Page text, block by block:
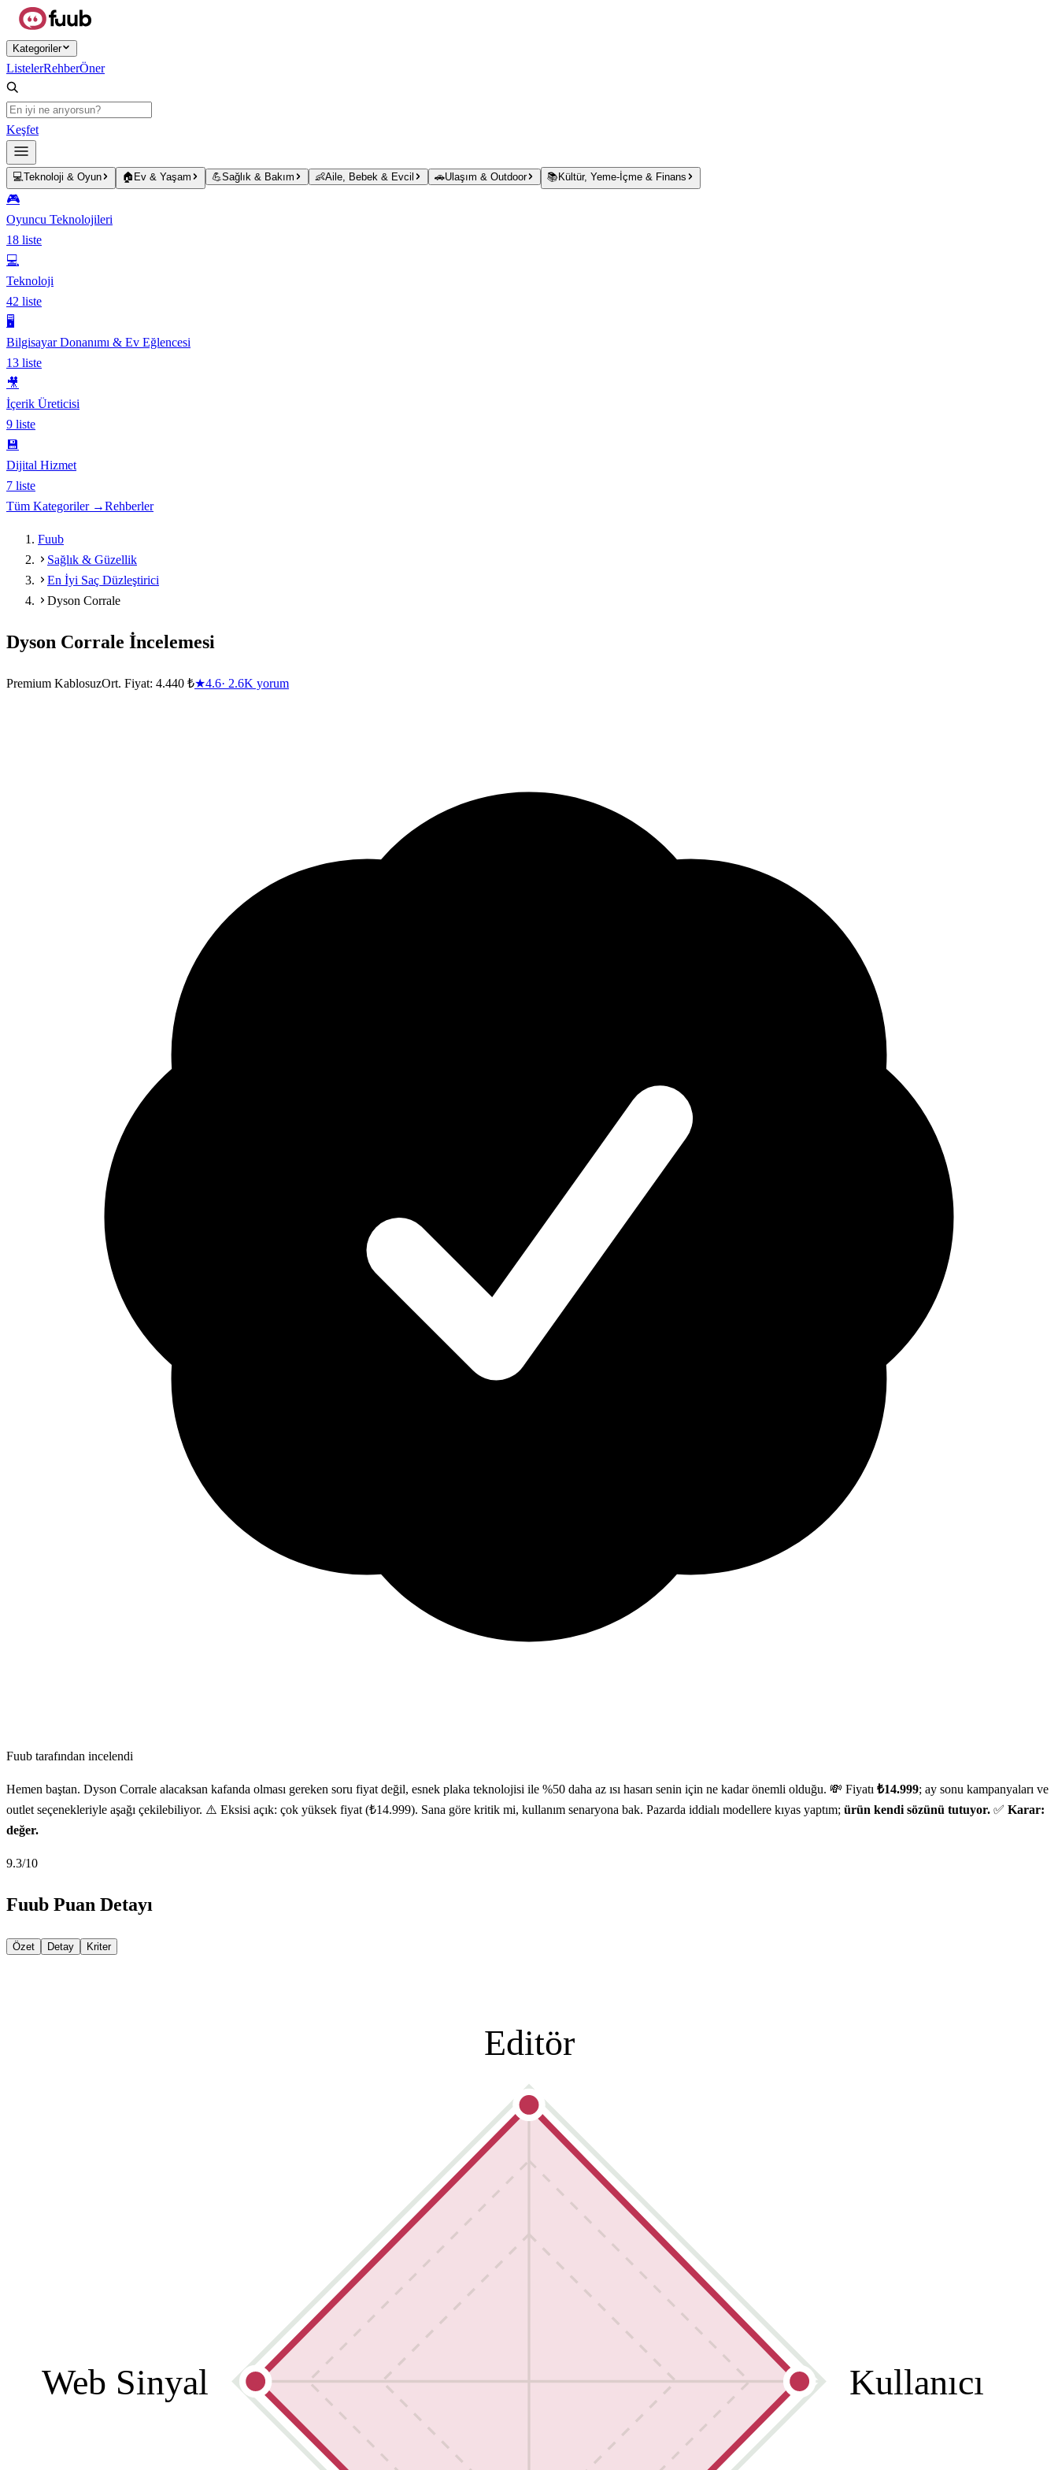
Ana içeriğe atla
Kategoriler
ListelerRehberÖner
Keşfet
💻Teknoloji & Oyun 🏠 Ev & Yaşam 💪Sağlık & Bakım 👶Aile, Bebek & Evcil 🚗Ulaşım & Outdoor 📚 Kültür, Yeme-İçme & Finans
🎮
Oyuncu Teknolojileri
18 liste
💻
Teknoloji
42 liste
🖥️
Bilgisayar Donanımı & Ev Eğlencesi
13 liste
🎥
İçerik Üreticisi
9 liste
💾
Dijital Hizmet
7 liste
Tüm Kategoriler →Rehberler
Fuub
Sağlık & Güzellik
En İyi Saç Düzleştirici
Dyson Corrale
Dyson Corrale İncelemesi
Premium KablosuzOrt. Fiyat: 4.440 ₺★4.6· 2.6K yorum
Fuub tarafından incelendi
Hemen baştan. Dyson Corrale alacaksan kafanda olması gereken soru fiyat değil, esnek plaka teknolojisi ile %50 daha az ısı hasarı senin için ne kadar önemli olduğu. 💸 Fiyatı ₺14.999; ay sonu kampanyaları ve
outlet seçenekleriyle aşağı çekilebiliyor. ⚠️ Eksisi açık: çok yüksek fiyat (₺14.999). Sana göre kritik mi, kullanım senaryona bak. Pazarda iddialı modellere kıyas yaptım; ürün kendi sözünü tutuyor. ✅ Karar:
değer.
9.3/10
Fuub Puan Detayı
Özet Detay Kriter
Editör
Kullanıcı
Web Sinyal